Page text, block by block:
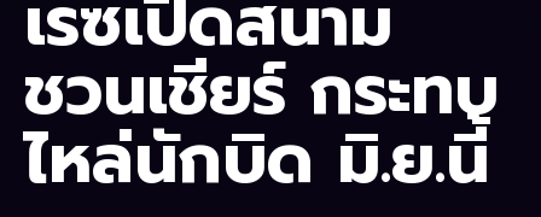
เรซเปิดสนาม
ชวนเชียร์ กระทบ
ไหล่นักบิด มิ.ย.นี้